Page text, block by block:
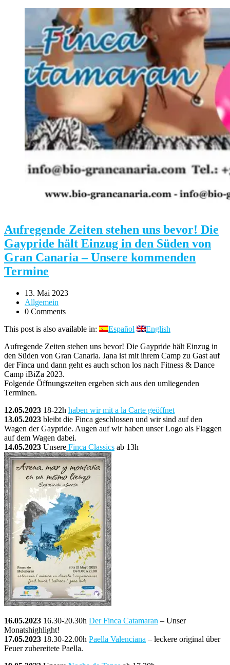
Aufregende Zeiten stehen uns bevor! Die
Gaypride hält Einzug in den Süden von
Gran Canaria – Unsere kommenden
Termine
13. Mai 2023
Allgemein
0 Comments
This post is also available in:
Español
English
Aufregende Zeiten stehen uns bevor! Die Gaypride hält Einzug in
den Süden von Gran Canaria. Jana ist mit ihrem Camp zu Gast auf
der Finca und dann geht es auch schon los nach Fitness & Dance
Camp iBiZa 2023.
Folgende Öffnungszeiten ergeben sich aus den umliegenden
Terminen.
12.05.2023 18-22h haben wir mit a la Carte geöffnet
13.05.2023 bleibt die Finca geschlossen und wir sind auf den
Wagen der Gaypride. Augen auf wir haben unser Logo als Flaggen
auf dem Wagen dabei.
14.05.2023 Unsere Finca Classics ab 13h
16.05.2023 16.30-20.30h Der Finca Catamaran – Unser
Monatshighlight!
17.05.2023 18.30-22.00h Paella Valenciana – leckere original über
Feuer zubereitete Paella.